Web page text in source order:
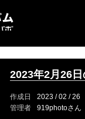
2023年2月26
作成日 2023 / 02 / 26
管理者
919photoさん